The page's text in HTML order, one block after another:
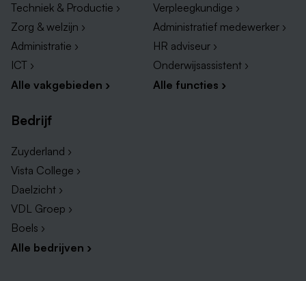
Techniek & Productie ›
Zorg & welzijn ›
Administratie ›
ICT ›
Alle vakgebieden ›
Verpleegkundige ›
Administratief medewerker ›
HR adviseur ›
Onderwijsassistent ›
Alle functies ›
Bedrijf
Zuyderland ›
Vista College ›
Daelzicht ›
VDL Groep ›
Boels ›
Alle bedrijven ›